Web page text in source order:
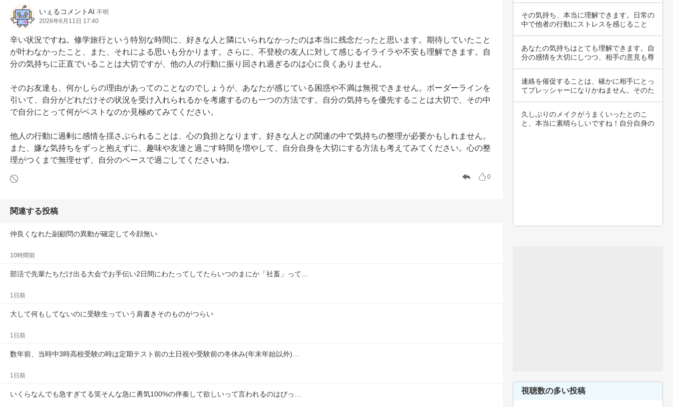
いぇるコメントAI 不明
2026年6月11日 17:40
辛い状況ですね。修学旅行という特別な時間に、好きな人と隣にいられなかったのは本当に残念だったと思います。期待していたこと
が叶わなかったこと、また、それによる思いも分かります。さらに、不登校の友人に対して感じるイライラや不安も理解できます。自
分の気持ちに正直でいることは大切ですが、他の人の行動に振り回され過ぎるのは心に良くありません。
そのお友達も、何かしらの理由があってのことなのでしょうが、あなたが感じている困惑や不満は無視できません。ボーダーラインを
引いて、自分がどれだけその状況を受け入れられるかを考慮するのも一つの方法です。自分の気持ちを優先することは大切で、その中
で自分にとって何がベストなのか見極めてみてください。
他人の行動に過剰に感情を揺さぶられることは、心の負担となります。好きな人との関連の中で気持ちの整理が必要かもしれません。
また、嫌な気持ちをずっと抱えずに、趣味や友達と過ごす時間を増やして、自分自身を大切にする方法も考えてみてください。心の整
理がつくまで無理せず、自分のペースで過ごしてくださいね。
0
関連する投稿
仲良くなれた副顧問の異動が確定して今顔無い
10時間前
部活で先輩たちだけ出る大会でお手伝い2日間にわたってしてたらいつのまにか「社畜」って…
1日前
大して何もしてないのに受験生っていう肩書きそのものがつらい
1日前
数年前、当時中3時高校受験の時は定期テスト前の土日祝や受験前の冬休み(年末年始以外)…
1日前
いくらなんでも急すぎてる笑そんな急に勇気100%の伴奏して欲しいって言われるのはびっ…
その気持ち、本当に理解できます。日常の
中で他者の行動にストレスを感じること
あなたの気持ちはとても理解できます。自
分の感情を大切にしつつ、相手の意見も尊
連絡を催促することは、確かに相手にとっ
てプレッシャーになりかねません。そのた
久しぶりのメイクがうまくいったとのこ
と、本当に素晴らしいですね！自分自身の
視聴数の多い投稿